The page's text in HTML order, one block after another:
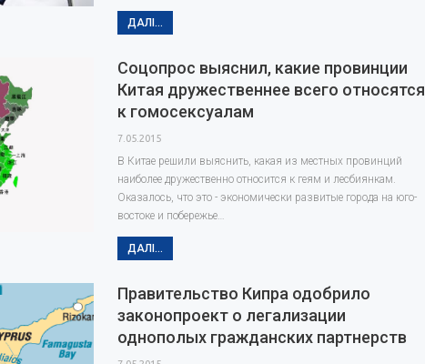
ДАЛІ...
Соцопрос выяснил, какие провинции
Китая дружественнее всего относятся
к гомосексуалам
7.05.2015
В Китае решили выяснить, какая из местных провинций
наиболее дружественно относится к геям и лесбиянкам.
Оказалось, что это - экономически развитые города на юго-
востоке и побережье…
ДАЛІ...
Правительство Кипра одобрило
законопроект о легализации
однополых гражданских партнерств